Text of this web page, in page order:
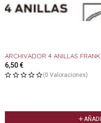
ARCHIVADOR 4 ANILLAS
6,50€
(0 Valoraciones)